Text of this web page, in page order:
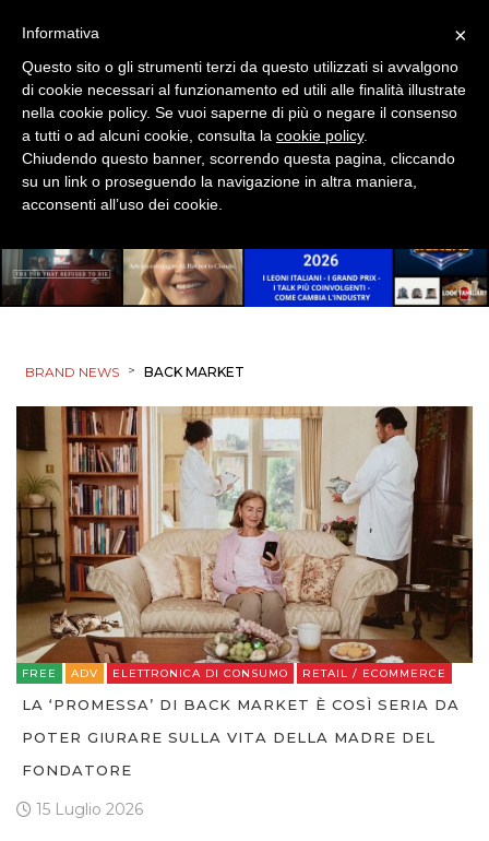
BRAND NEWS > BACK MARKET
FREE ADV ELETTRONICA DI CONSUMO RETAIL / ECOMMERCE
LA ‘PROMESSA’ DI BACK MARKET È COSÌ SERIA DA
POTER GIURARE SULLA VITA DELLA MADRE DEL
FONDATORE
15 Luglio 2026
×
Informativa
Questo sito o gli strumenti terzi da questo utilizzati si avvalgono
di cookie necessari al funzionamento ed utili alle finalità illustrate
nella cookie policy. Se vuoi saperne di più o negare il consenso
a tutti o ad alcuni cookie, consulta la cookie policy.
Chiudendo questo banner, scorrendo questa pagina, cliccando
su un link o proseguendo la navigazione in altra maniera,
acconsenti all’uso dei cookie.